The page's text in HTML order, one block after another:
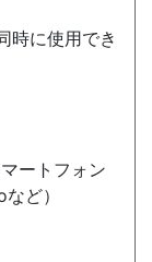
時に使用でき
ートフォン
ど）